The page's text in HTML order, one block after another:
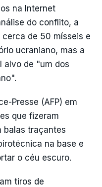
na Internet
do conflito, a
de 50 mísseis e
ucraniano, mas a
alvo de "um dos
Presse (AFP) em
que fizeram
balas traçantes
na base e
o céu escuro.
tiros de